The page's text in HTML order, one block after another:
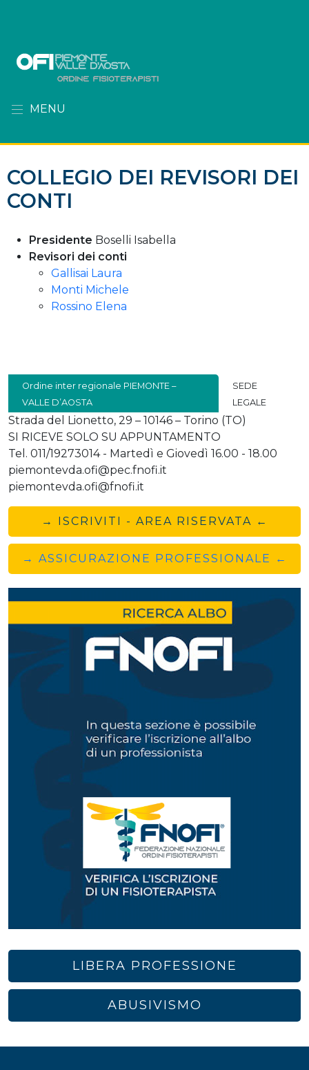
MENU
COLLEGIO DEI REVISORI DEI
CONTI
Presidente Boselli Isabella
Revisori dei conti
Gallisai Laura
Monti Michele
Rossino Elena
Ordine inter regionale PIEMONTE –
VALLE D’AOSTA
SEDE
LEGALE
Strada del Lionetto, 29 – 10146 – Torino (TO)
SI RICEVE SOLO SU APPUNTAMENTO
Tel. 011/19273014 - Martedì e Giovedì 16.00 - 18.00
piemontevda.ofi@pec.fnofi.it
piemontevda.ofi@fnofi.it
→ ISCRIVITI - AREA RISERVATA ←
→ ASSICURAZIONE PROFESSIONALE ←
LIBERA PROFESSIONE
ABUSIVISMO